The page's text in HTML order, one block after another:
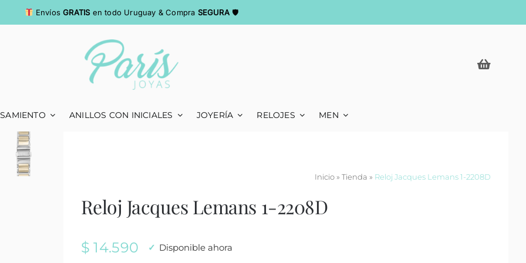
EnvíosGRATIS en todo Uruguay & Compra SEGURA🛡
ANILLOS CON INICIALES JOYERÍA RELOJES MEN
Inicio» Tienda » Reloj Jacques Lemans 1-2208D
Reloj Jacques Lemans 1-2208D
$ 14.590 Disponible ahora